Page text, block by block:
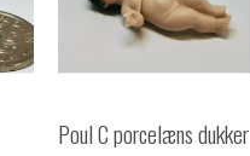
Poul C porcelæns dukker